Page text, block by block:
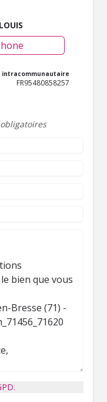
intracommunautaire
FR95480858257